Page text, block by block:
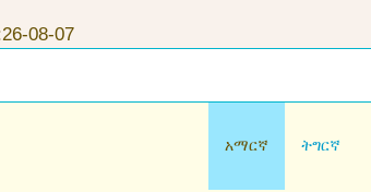
08-07
አማርኛ ትግርኛ